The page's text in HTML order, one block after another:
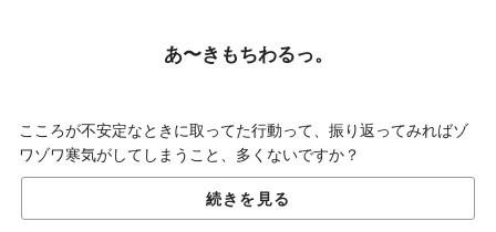
あ〜きもちわるっ。
こころが不安定なときに取ってた行動って、振り返ってみればゾ
ワゾワ寒気がしてしまうこと、多くないですか？
わたしはそうで。だから、基本的には振り返りたくないんです。
続きを見る